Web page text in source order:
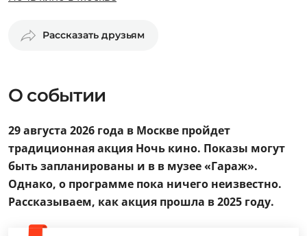
Рассказать друзьям
О событии
29 августа 2026 года в Москве пройдет
традиционная акция Ночь кино. Показы могут
быть запланированы и в в музее «Гараж».
Однако, о программе пока ничего неизвестно.
Рассказываем, как акция прошла в 2025 году.